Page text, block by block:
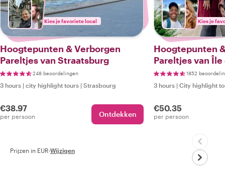
Kies je favoriete local
Hoogtepunten & Verborgen
Pareltjes van Straatsburg
248 beoordelingen
3 hours | city highlight tours | Strasbourg
€38.97
per persoon Ontdekken
Kies je
Hoogtepunten
Pareltjes van
Linkeroever
1852
3 hours | City highlight
€50.35
per persoon
Prijzen in EUR·Wijzigen